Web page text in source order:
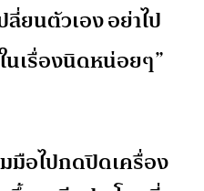
ลี่ยนตัวเอง อย่าไป
นเรื่องนิดหน่อยๆ”
มือไปกดปิดเครื่อง